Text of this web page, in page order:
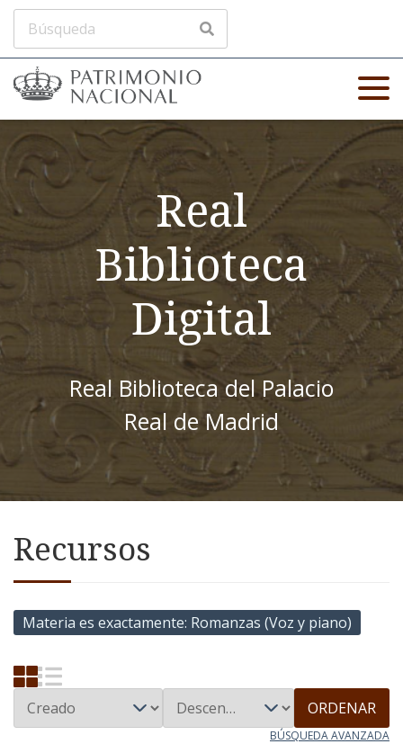
Real
Biblioteca
Digital
Real Biblioteca del Palacio
Real de Madrid
Recursos
Materia es exactamente Romanzas (Voz y piano)
ORDENAR
BÚSQUEDA AVANZADA